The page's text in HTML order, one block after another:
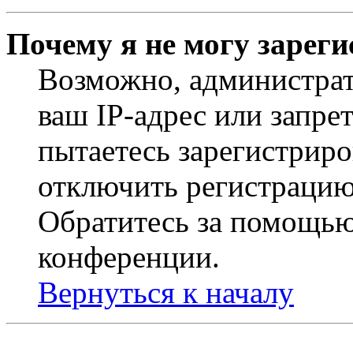
Почему я не могу
Возможно,
ваш IP-адрес или
пытаетесь
отключить
Обратитесь за
конференции.
Вернуться к началу